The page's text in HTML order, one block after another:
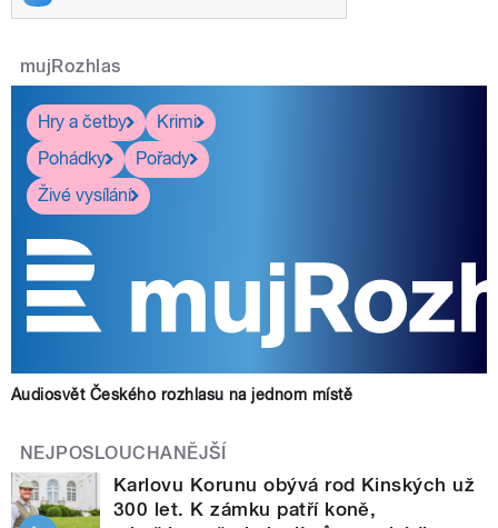
mujRozhlas
Hry a četby
Krimi
Pohádky
Pořady
Živé vysílání
Audiosvět Českého rozhlasu na jednom místě
NEJPOSLOUCHANĚJŠÍ
Karlovu Korunu obývá rod Kinských už
300 let. K zámku patří koně,